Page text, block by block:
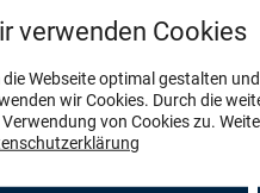
Spezialist für
die
Qualitat in
verwenden Cookies
die Webseite optimal gestalten
wir Cookies. Durch die
von Cookies zu.